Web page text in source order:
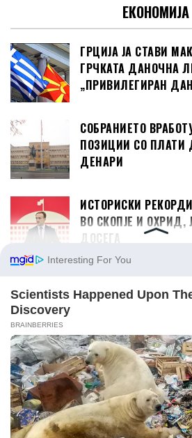
ЕКОНОМИЈА
ГРЦИЈА ЈА СТАВИ
ГРЧКАТА ДАНОЧНА
„ПРИВИЛЕГИРАН
СОБРАНИЕТО
ПОЗИЦИИ СО ПЛАТИ
ДЕНАРИ
ИСТОРИСКИ
ВО СКОПЈЕ И ОХРИД,
ДОСЕГА
302 МИЛИОНИ
ДИЗЕЛОТ
БЕНЗИНИТЕ
ДЕНАРИ